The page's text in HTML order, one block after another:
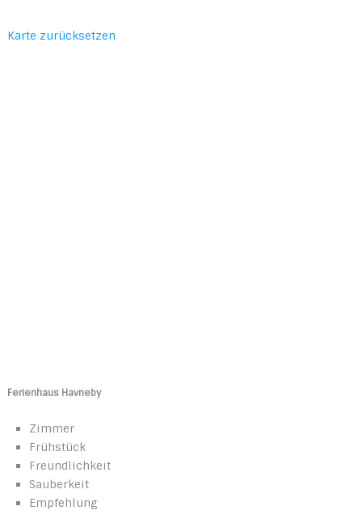
Karte zurücksetzen
Ferienhaus Havneby
Zimmer
Frühstück
Freundlichkeit
Sauberkeit
Empfehlung